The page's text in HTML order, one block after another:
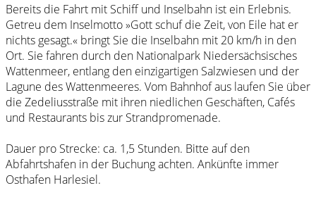
Bereits die Fahrt mit Schiff und Inselbahn ist ein Erlebnis.
Getreu dem Inselmotto »Gott schuf die Zeit, von Eile hat er
nichts gesagt.« bringt Sie die Inselbahn mit 20 km/h in den
Ort. Sie fahren durch den Nationalpark Niedersächsisches
Wattenmeer, entlang den einzigartigen Salzwiesen und der
Lagune des Wattenmeeres. Vom Bahnhof aus laufen Sie über
die Zedeliusstraße mit ihren niedlichen Geschäften, Cafés
und Restaurants bis zur Strandpromenade.
Dauer pro Strecke: ca. 1,5 Stunden. Bitte auf den
Abfahrtshafen in der Buchung achten. Ankünfte immer
Osthafen Harlesiel.